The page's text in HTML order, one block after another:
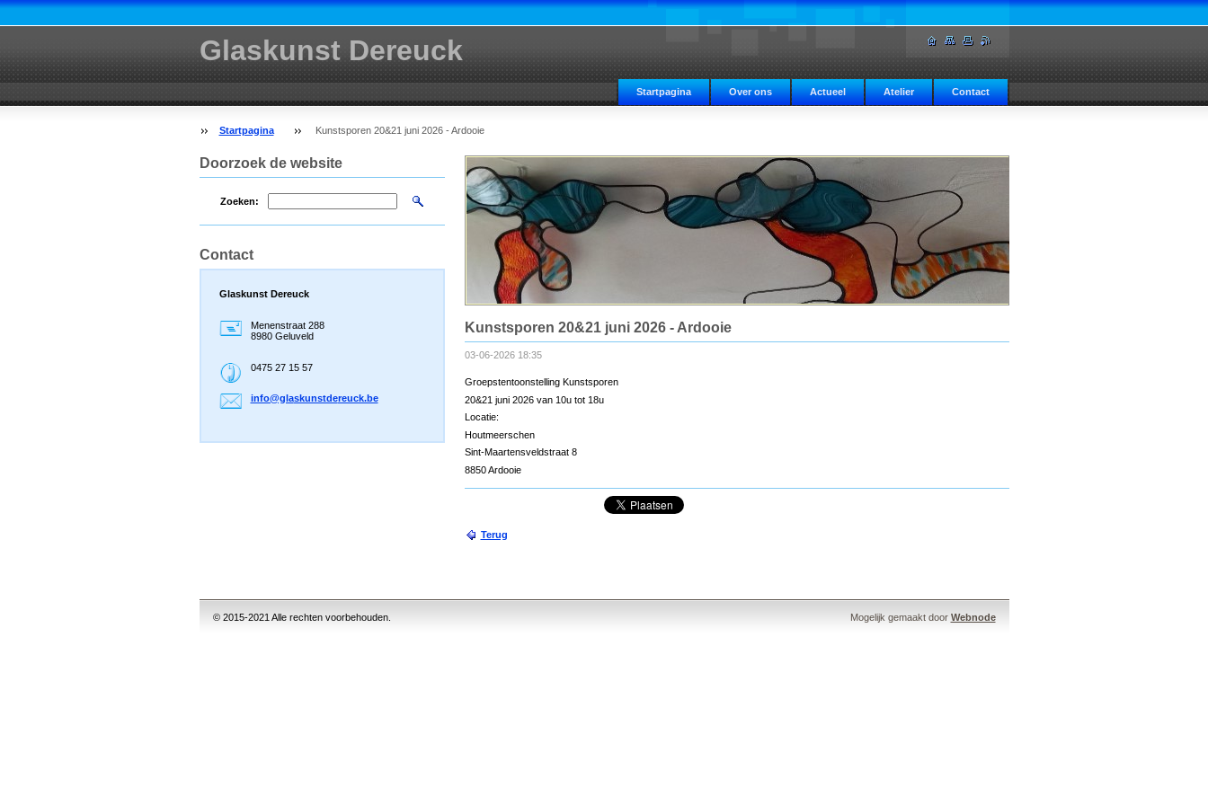
Glaskunst Dereuck
Startpagina Over ons Actueel Atelier Contact
Startpagina Kunstsporen 20&21 juni 2026 - Ardooie
Kunstsporen 20&21 juni 2026 - Ardooie
03-06-2026 18:35
Groepstentoonstelling Kunstsporen
20&21 juni 2026 van 10u tot 18u
Locatie:
Houtmeerschen
Sint-Maartensveldstraat 8
8850 Ardooie
Terug
Doorzoek de website
Zoeken:
Contact
Glaskunst Dereuck
Menenstraat 288
8980 Geluveld
0475 27 15 57
info@glaskunstdereuck.be
© 2015-2021 Alle rechten voorbehouden. Mogelijk gemaakt door Webnode